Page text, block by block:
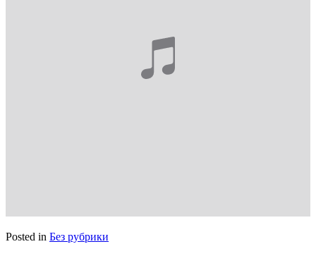
Posted in Без рубрики